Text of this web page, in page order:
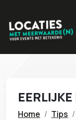
Home Tips